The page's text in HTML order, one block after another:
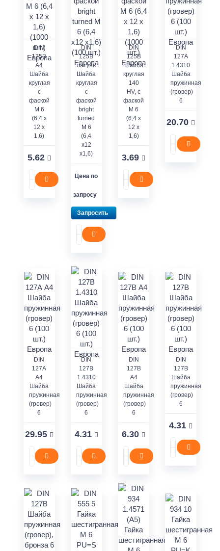
DIN
125В
А4
Шайба
круглая
с
фаской
М 6
(6,4 x
12 x
1,6)
5.62
DIN
125В
латунь
Шайба
круглая
с
фаской
bright
turned
М 6
(6,4
x12
x1,6)
Цена по
запросу
Запросить
DIN
125В
Шайба
круглая
140
HV, с
фаской
М 6
(6,4 x
12 x
1,6)
3.69
DIN
127А
1.4310
Шайба
пружинная
(гровер)
6
20.70
DIN
127А
А4
Шайба
пружинная
(гровер)
6
29.95
DIN
127В
1.4310
Шайба
пружинная
(гровер)
6
4.31
DIN
127В
А4
Шайба
пружинная
(гровер)
6
6.30
DIN
127В
Шайба
пружинная
(гровер)
6
4.31